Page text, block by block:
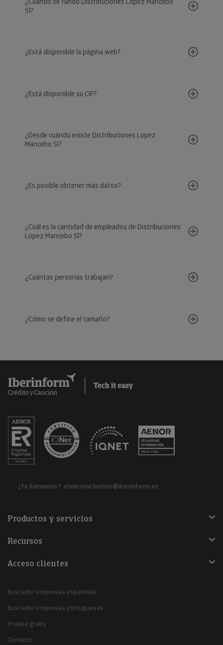
Sl?
¿Está disponible la página web?
¿Está disponible su CIF?
¿Desde cuándo existe Distribuciones Lopez
Mancebo Sl?
¿Es posible obtener más datos?
¿Cuál es la cantidad de empleados de Distribuciones
Lopez Mancebo Sl?
¿Cuántas personas trabajan?
¿Cómo se define el tamaño?
¿Te llamamos? atencionclientes@iberinform.es
Productos y servicios
Recursos
Acceso clientes
Buscador empresas españolas
Buscador empresas portuguesas
Prueba gratis
Contacto